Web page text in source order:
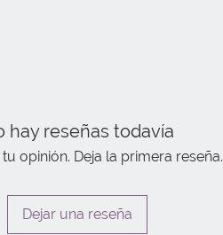
hay reseñas todavía
opinión. Deja la primera reseña.
Dejar una reseña